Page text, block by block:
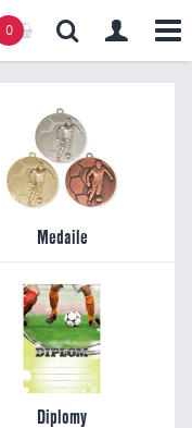
0
Medaile
Diplomy